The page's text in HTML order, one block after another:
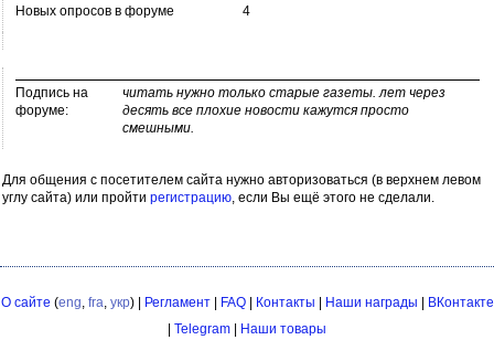
Новых опросов в форуме
4
Подпись на
форуме:
читать нужно только старые газеты. лет через
десять все плохие новости кажутся просто
смешными.
Для общения с посетителем сайта нужно авторизоваться (в верхнем левом
углу сайта) или пройти регистрацию, если Вы ещё этого не сделали.
О сайте (eng, fra, укр) | Регламент| FAQ| Контакты Наши награды
ВКонтакте
Telegram Наши товары